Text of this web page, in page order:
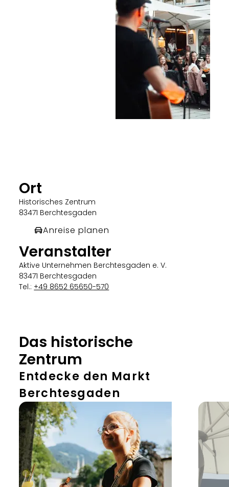
Ort
Historisches Zentrum
83471 Berchtesgaden
Anreise planen
Veranstalter
Aktive Unternehmen Berchtesgaden e. V.
83471 Berchtesgaden
Tel.:+49 8652 65650-570
Das historische
Zentrum
Entdecke den Markt
Berchtesgaden